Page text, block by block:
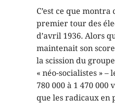
C’est ce que
premier tour des
d’avril 1936. Alors
maintenait son
la scission du
« néo-socialistes » –
780 000 à 1 470 000
que les radicaux en